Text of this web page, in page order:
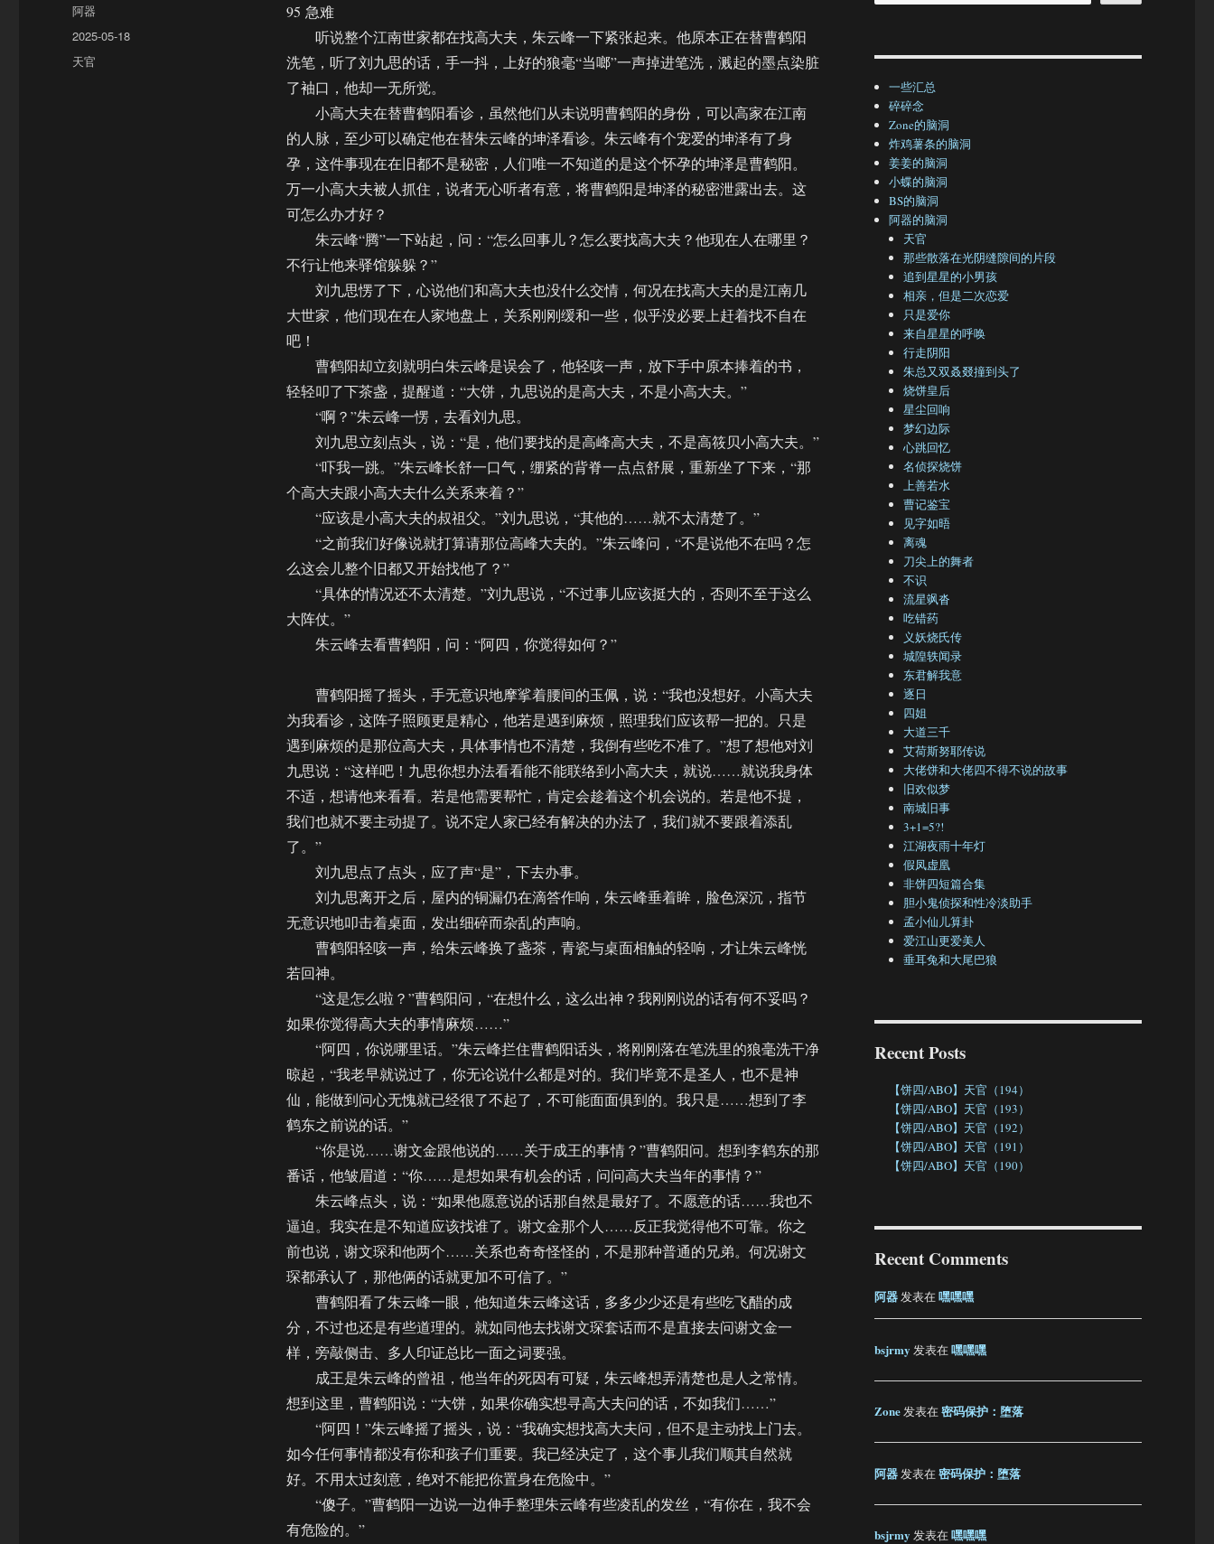
95 急难
听说整个江南世家都在找高大夫，朱云峰一下紧张起来。他原本正在替曹鹤阳
洗笔，听了刘九思的话，手一抖，上好的狼毫“当啷”一声掉进笔洗，溅起的墨点染脏
了袖口，他却一无所觉。
小高大夫在替曹鹤阳看诊，虽然他们从未说明曹鹤阳的身份，可以高家在江南
的人脉，至少可以确定他在替朱云峰的坤泽看诊。朱云峰有个宠爱的坤泽有了身
孕，这件事现在在旧都不是秘密，人们唯一不知道的是这个怀孕的坤泽是曹鹤阳。
万一小高大夫被人抓住，说者无心听者有意，将曹鹤阳是坤泽的秘密泄露出去。这
可怎么办才好？
朱云峰“腾”一下站起，问：“怎么回事儿？怎么要找高大夫？他现在人在哪里？
不行让他来驿馆躲躲？”
刘九思愣了下，心说他们和高大夫也没什么交情，何况在找高大夫的是江南几
大世家，他们现在在人家地盘上，关系刚刚缓和一些，似乎没必要上赶着找不自在
吧！
曹鹤阳却立刻就明白朱云峰是误会了，他轻咳一声，放下手中原本捧着的书，
轻轻叩了下茶盏，提醒道：“大饼，九思说的是高大夫，不是小高大夫。”
“啊？”朱云峰一愣，去看刘九思。
刘九思立刻点头，说：“是，他们要找的是高峰高大夫，不是高筱贝小高大夫。”
“吓我一跳。”朱云峰长舒一口气，绷紧的背脊一点点舒展，重新坐了下来，“那
个高大夫跟小高大夫什么关系来着？”
“应该是小高大夫的叔祖父。”刘九思说，“其他的……就不太清楚了。”
“之前我们好像说就打算请那位高峰大夫的。”朱云峰问，“不是说他不在吗？怎
么这会儿整个旧都又开始找他了？”
“具体的情况还不太清楚。”刘九思说，“不过事儿应该挺大的，否则不至于这么
大阵仗。”
朱云峰去看曹鹤阳，问：“阿四，你觉得如何？”
曹鹤阳摇了摇头，手无意识地摩挲着腰间的玉佩，说：“我也没想好。小高大夫
为我看诊，这阵子照顾更是精心，他若是遇到麻烦，照理我们应该帮一把的。只是
遇到麻烦的是那位高大夫，具体事情也不清楚，我倒有些吃不准了。”想了想他对刘
九思说：“这样吧！九思你想办法看看能不能联络到小高大夫，就说……就说我身体
不适，想请他来看看。若是他需要帮忙，肯定会趁着这个机会说的。若是他不提，
我们也就不要主动提了。说不定人家已经有解决的办法了，我们就不要跟着添乱
了。”
刘九思点了点头，应了声“是”，下去办事。
刘九思离开之后，屋内的铜漏仍在滴答作响，朱云峰垂着眸，脸色深沉，指节
无意识地叩击着桌面，发出细碎而杂乱的声响。
曹鹤阳轻咳一声，给朱云峰换了盏茶，青瓷与桌面相触的轻响，才让朱云峰恍
若回神。
“这是怎么啦？”曹鹤阳问，“在想什么，这么出神？我刚刚说的话有何不妥吗？
如果你觉得高大夫的事情麻烦……”
“阿四，你说哪里话。”朱云峰拦住曹鹤阳话头，将刚刚落在笔洗里的狼毫洗干净
晾起，“我老早就说过了，你无论说什么都是对的。我们毕竟不是圣人，也不是神
仙，能做到问心无愧就已经很了不起了，不可能面面俱到的。我只是……想到了李
鹤东之前说的话。”
“你是说……谢文金跟他说的……关于成王的事情？”曹鹤阳问。想到李鹤东的那
番话，他皱眉道：“你……是想如果有机会的话，问问高大夫当年的事情？”
朱云峰点头，说：“如果他愿意说的话那自然是最好了。不愿意的话……我也不
逼迫。我实在是不知道应该找谁了。谢文金那个人……反正我觉得他不可靠。你之
前也说，谢文琛和他两个……关系也奇奇怪怪的，不是那种普通的兄弟。何况谢文
琛都承认了，那他俩的话就更加不可信了。”
曹鹤阳看了朱云峰一眼，他知道朱云峰这话，多多少少还是有些吃飞醋的成
分，不过也还是有些道理的。就如同他去找谢文琛套话而不是直接去问谢文金一
样，旁敲侧击、多人印证总比一面之词要强。
成王是朱云峰的曾祖，他当年的死因有可疑，朱云峰想弄清楚也是人之常情。
想到这里，曹鹤阳说：“大饼，如果你确实想寻高大夫问的话，不如我们……”
“阿四！”朱云峰摇了摇头，说：“我确实想找高大夫问，但不是主动找上门去。
如今任何事情都没有你和孩子们重要。我已经决定了，这个事儿我们顺其自然就
好。不用太过刻意，绝对不能把你置身在危险中。”
“傻子。”曹鹤阳一边说一边伸手整理朱云峰有些凌乱的发丝，“有你在，我不会
有危险的。”
作
者
阿器
发
布
于
2025-05-18
分
天官
一些汇总
碎碎念
Zone的脑洞
炸鸡薯条的脑洞
姜姜的脑洞
小蝶的脑洞
BS的脑洞
阿器的脑洞
天官
那些散落在光阴缝隙间的片段
追到星星的小男孩
相亲，但是二次恋爱
只是爱你
来自星星的呼唤
行走阴阳
朱总又双叒叕撞到头了
烧饼皇后
星尘回响
梦幻边际
心跳回忆
名侦探烧饼
上善若水
曹记鉴宝
见字如晤
离魂
刀尖上的舞者
不识
流星飒沓
吃错药
义妖烧氏传
城隍轶闻录
东君解我意
逐日
四姐
大道三千
艾荷斯努耶传说
大佬饼和大佬四不得不说的故事
旧欢似梦
南城旧事
3+1=5?!
江湖夜雨十年灯
假凤虚凰
非饼四短篇合集
胆小鬼侦探和性冷淡助手
孟小仙儿算卦
爱江山更爱美人
垂耳兔和大尾巴狼
Recent Posts
【饼四/ABO】天官（194）
【饼四/ABO】天官（193）
【饼四/ABO】天官（192）
【饼四/ABO】天官（191）
【饼四/ABO】天官（190）
Recent Comments
阿器发表在嘿嘿嘿
bsjrmy 发表在嘿嘿嘿
Zone发表在密码保护：堕落
阿器发表在密码保护：堕落
bsjrmy 发表在嘿嘿嘿